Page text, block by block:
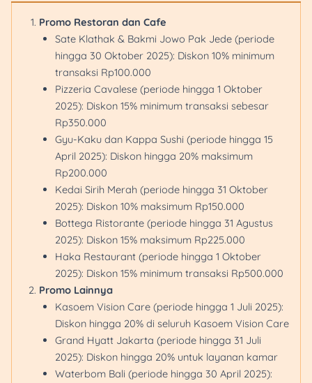
Promo Restoran dan Cafe
Sate Klathak & Bakmi Jowo Pak Jede (periode
hingga 30 Oktober 2025): Diskon 10% minimum
transaksi Rp100.000
Pizzeria Cavalese (periode hingga 1 Oktober
2025): Diskon 15% minimum transaksi sebesar
Rp350.000
Gyu-Kaku dan Kappa Sushi (periode hingga 15
April 2025): Diskon hingga 20% maksimum
Rp200.000
Kedai Sirih Merah (periode hingga 31 Oktober
2025): Diskon 10% maksimum Rp150.000
Bottega Ristorante (periode hingga 31 Agustus
2025): Diskon 15% maksimum Rp225.000
Haka Restaurant (periode hingga 1 Oktober
2025): Diskon 15% minimum transaksi Rp500.000
Promo Lainnya
Kasoem Vision Care (periode hingga 1 Juli 2025):
Diskon hingga 20% di seluruh Kasoem Vision Care
Grand Hyatt Jakarta (periode hingga 31 Juli
2025): Diskon hingga 20% untuk layanan kamar
Waterbom Bali (periode hingga 30 April 2025):